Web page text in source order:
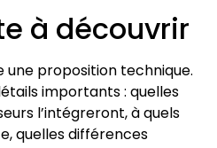
à découvrir
une proposition technique.
importants : quelles
l’intégreront, à quels
quelles différences